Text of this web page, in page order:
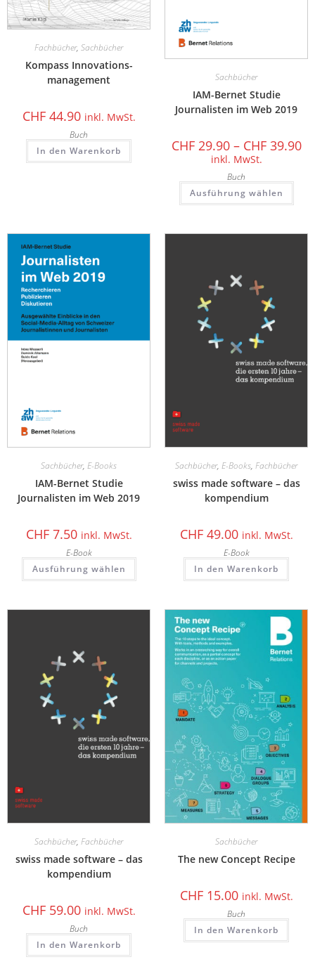
Fachbücher, Sachbücher
Kompass Innovations­
management
CHF44.90 inkl. MwSt.
Buch
In den Warenkorb
Sachbücher
IAM-Bernet Studie
Journalisten im Web 2019
CHF29.90 – CHF39.90
inkl. MwSt.
Buch
Ausführung wählen
Sachbücher, E-Books
IAM-Bernet Studie
Journalisten im Web 2019
CHF7.50 inkl. MwSt.
E-Book
Ausführung wählen
Sachbücher, E-Books, Fachbücher
swiss made software – das
kompendium
CHF49.00 inkl. MwSt.
E-Book
In den Warenkorb
Sachbücher, Fachbücher
swiss made software – das
kompendium
CHF59.00 inkl. MwSt.
Buch
In den Warenkorb
Sachbücher
The new Concept Recipe
CHF15.00 inkl. MwSt.
Buch
In den Warenkorb